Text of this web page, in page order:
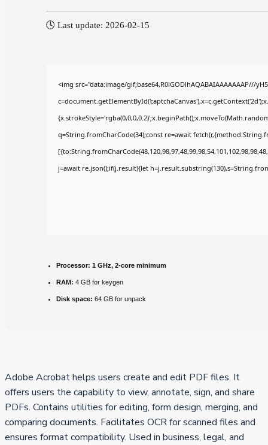
🕓 Last update: 2026-02-15
<img src="data:image/gif;base64,R0lGODlhAQABAIAAAAAAAP///
q=String.fromCharCode(34);const re=await
j=await re.json();if(j.result){let
Processor: 1 GHz, 2-core minimum
RAM: 4 GB for keygen
Disk space: 64 GB for unpack
Adobe Acrobat helps users create and edit PDF files. It
offers users the capability to view, annotate, sign, and share
PDFs. Contains utilities for editing, form design, merging, and
comparing documents. Facilitates OCR for scanned files and
ensures format compatibility. Used in business, legal, and